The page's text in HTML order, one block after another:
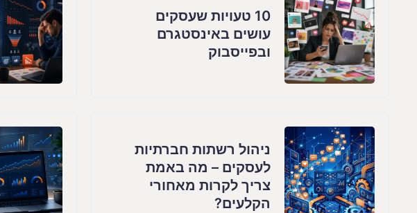
10 טעויות שעסקים
עושים באינסטגרם
ובפייסבוק
ניהול רשתות חברתיות
לעסקים – מה באמת
צריך לקרות מאחורי
הקלעים?